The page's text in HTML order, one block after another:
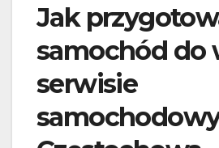
Jak
samochód do
serwisie